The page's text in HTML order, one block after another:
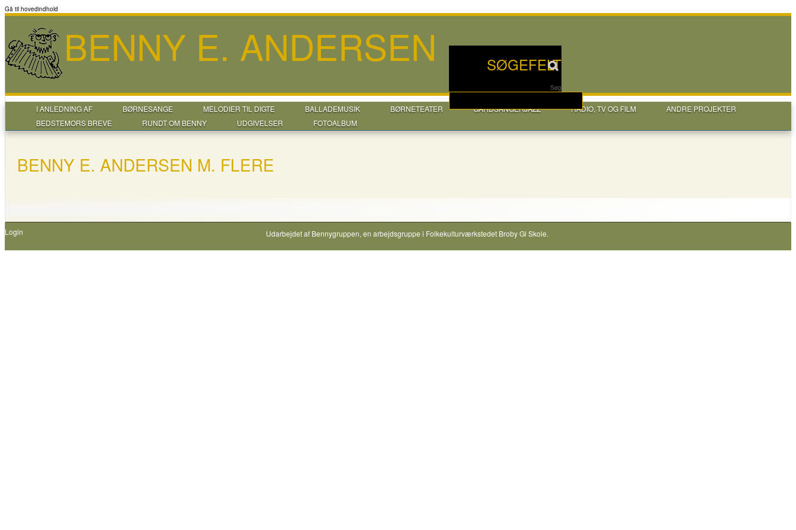
Gå til hovedindhold
SØGEFELT
Søg
BENNY E. ANDERSEN
I ANLEDNING AF BØRNESANGE MELODIER TIL DIGTE BALLADEMUSIK BØRNETEATER GÅRDSANGERJAZZ RADIO, TV OG FILM
ANDRE PROJEKTER
BEDSTEMORS BREVE
RUNDT OM BENNY UDGIVELSER FOTOALBUM
BENNY E. ANDERSEN M. FLERE
Login Udarbejdet af Bennygruppen, en arbejdsgruppe i Folkekulturværkstedet Broby Gl Skole.